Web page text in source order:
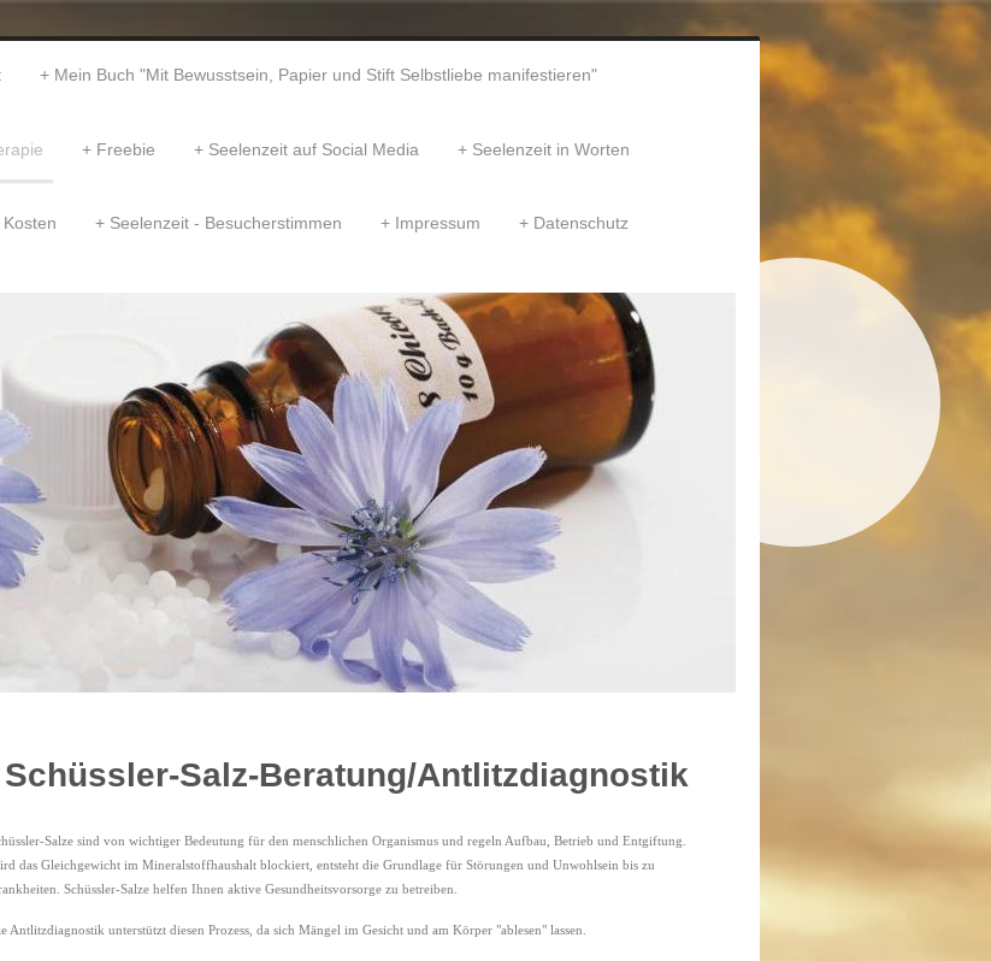
Mein Buch "Mit Bewusstsein, Papier und Stift Selbstliebe manifestieren"
Freebie Seelenzeit auf Social Media Seelenzeit in Worten
Kosten Seelenzeit - Besucherstimmen Impressum Datenschutz
Schüssler-Salz-Beratung/Antlitzdiagnostik
Salze sind von wichtiger Bedeutung für den menschlichen Organismus und regeln Aufbau, Betrieb und Entgiftung.
das Gleichgewicht im Mineralstoffhaushalt blockiert, entsteht die Grundlage für Störungen und Unwohlsein bis zu
Schüssler-Salze helfen Ihnen aktive Gesundheitsvorsorge zu betreiben.
Antlitzdiagnostik unterstützt diesen Prozess, da sich Mängel im Gesicht und am Körper "ablesen" lassen.